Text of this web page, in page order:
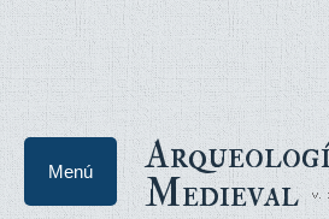
Medieval
Menú